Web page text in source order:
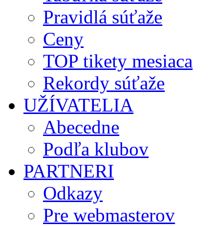
Pravidlá súťaže
Ceny
TOP tikety mesiaca
Rekordy súťaže
UŽÍVATELIA
Abecedne
Podľa klubov
PARTNERI
Odkazy
Pre webmasterov